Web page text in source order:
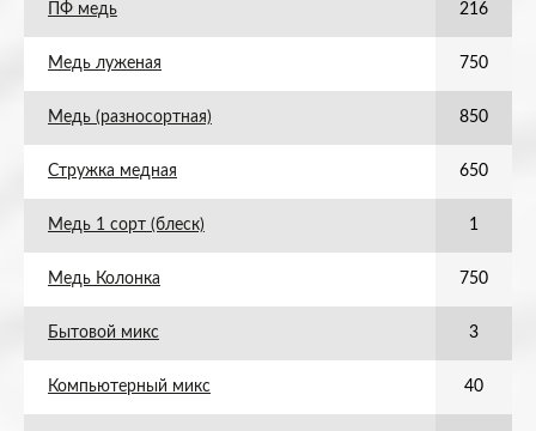
ПФ медь 216
Медь луженая 750
Медь (разносортная) 850
Стружка медная 650
Медь 1 сорт (блеск) 1
Медь Колонка 750
Бытовой микс 3
Компьютерный микс 40